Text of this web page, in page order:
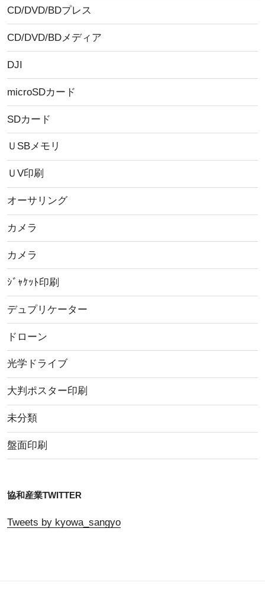
CD/DVD/BDプレス
CD/DVD/BDメディア
DJI
microSDカード
SDカード
ＵSBメモリ
ＵV印刷
オーサリング
カメラ
カメラ
ｼﾞｬｹｯﾄ印刷
デュプリケーター
ドローン
光学ドライブ
大判ポスター印刷
未分類
盤面印刷
協和産業TWITTER
Tweets by kyowa_sangyo